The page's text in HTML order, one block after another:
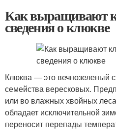
Как выращивают
сведения о клюкве
Клюква — это вечнозеленый
семейства вересковых.
или во влажных хвойных
обладает исключительной
переносит перепады